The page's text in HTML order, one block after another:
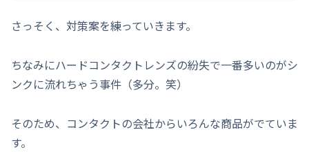
さっそく、対策案を練っていきます。
ちなみにハードコンタクトレンズの紛失で一番多いのがシ
ンクに流れちゃう事件（多分。笑）
そのため、コンタクトの会社からいろんな商品がでていま
す。